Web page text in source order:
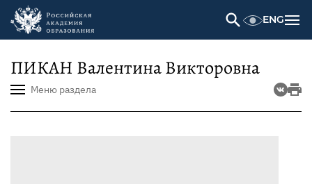
ENG
ПИКАН Валентина Викторовна
Меню раздела